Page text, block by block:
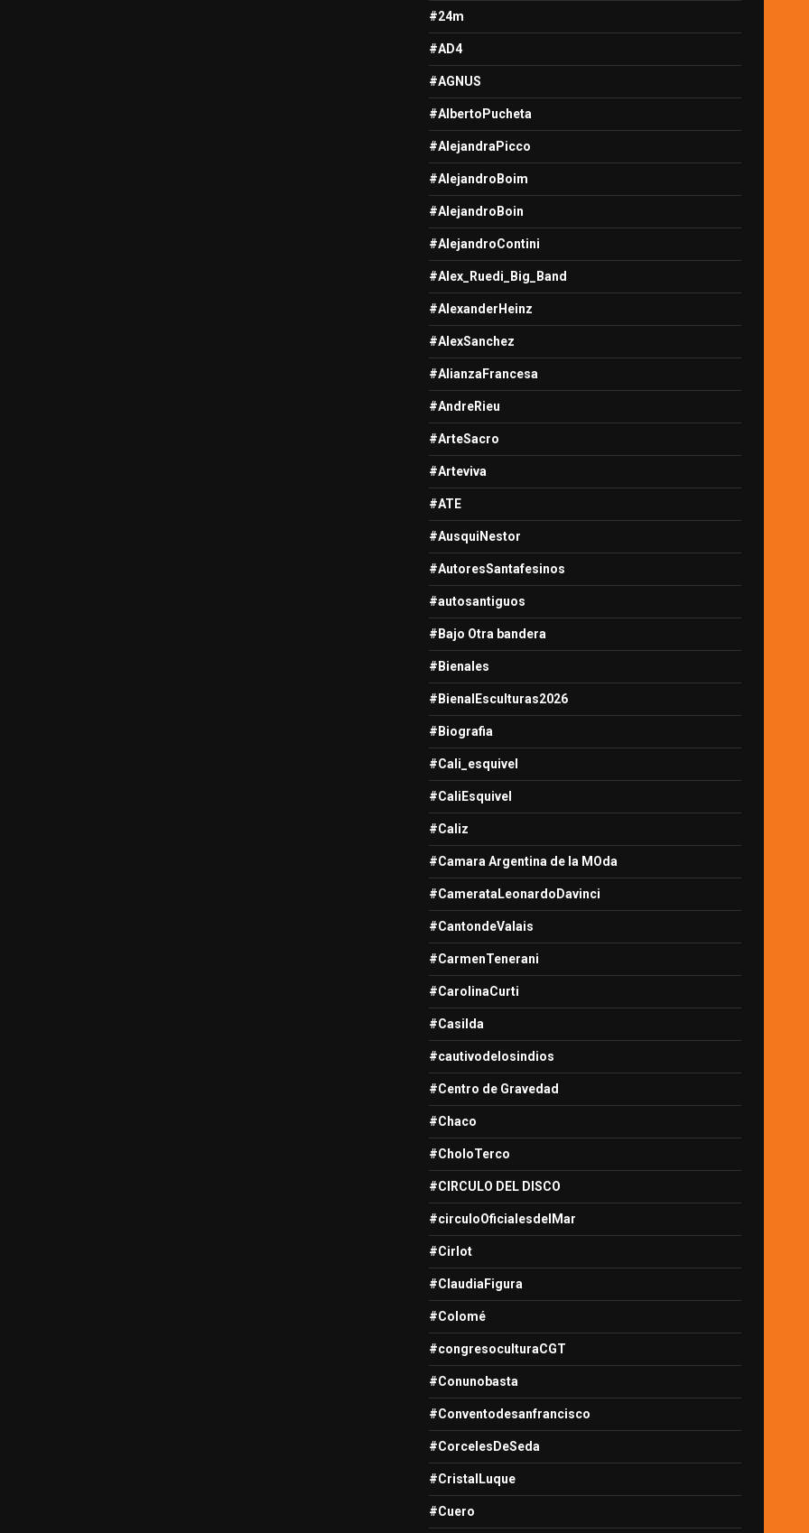
#24m
#AD4
#AGNUS
#AlbertoPucheta
#AlejandraPicco
#AlejandroBoim
#AlejandroBoin
#AlejandroContini
#Alex_Ruedi_Big_Band
#AlexanderHeinz
#AlexSanchez
#AlianzaFrancesa
#AndreRieu
#ArteSacro
#Arteviva
#ATE
#AusquiNestor
#AutoresSantafesinos
#autosantiguos
#Bajo Otra bandera
#Bienales
#BienalEsculturas2026
#Biografia
#Cali_esquivel
#CaliEsquivel
#Caliz
#Camara Argentina de la MOda
#CamerataLeonardoDavinci
#CantondeValais
#CarmenTenerani
#CarolinaCurti
#Casilda
#cautivodelosindios
#Centro de Gravedad
#Chaco
#CholoTerco
#CIRCULO DEL DISCO
#circuloOficialesdelMar
#Cirlot
#ClaudiaFigura
#Colomé
#congresoculturaCGT
#Conunobasta
#Conventodesanfrancisco
#CorcelesDeSeda
#CristalLuque
#Cuero